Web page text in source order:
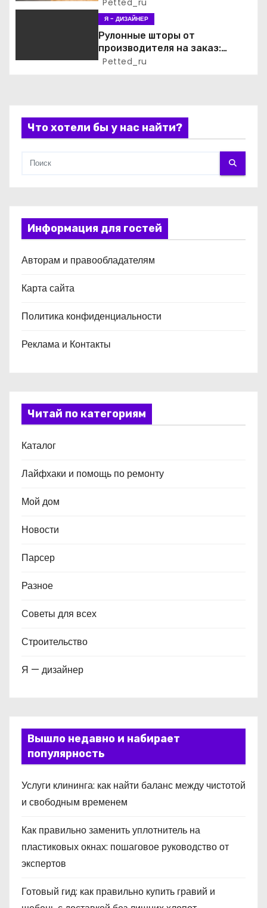
п
с
м
здания
Я - ДИЗАЙНЕР
Рулонные шторы от
производителя на заказ:
идеальное решение для
Petted_ru
Что хотели бы у нас найти?
Информация для гостей
Авторам и правообладателям
Карта сайта
Политика конфиденциальности
Реклама и Контакты
Читай по категориям
Каталог
Лайфхаки и помощь по ремонту
Мой дом
Новости
Парсер
Разное
Советы для всех
Строительство
Я — дизайнер
Вышло недавно и набирает
популярность
Услуги клининга: как найти баланс между чистотой
и свободным временем
Как правильно заменить уплотнитель на
пластиковых окнах: пошаговое руководство от
экспертов
Готовый гид: как правильно купить гравий и